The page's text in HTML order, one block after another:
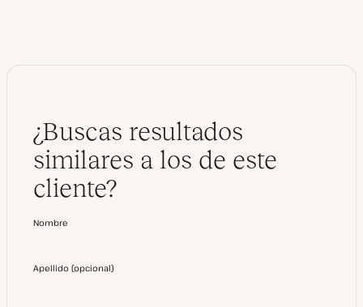
¿Buscas resultados
similares a los de este
cliente?
Nombre
Apellido (opcional)